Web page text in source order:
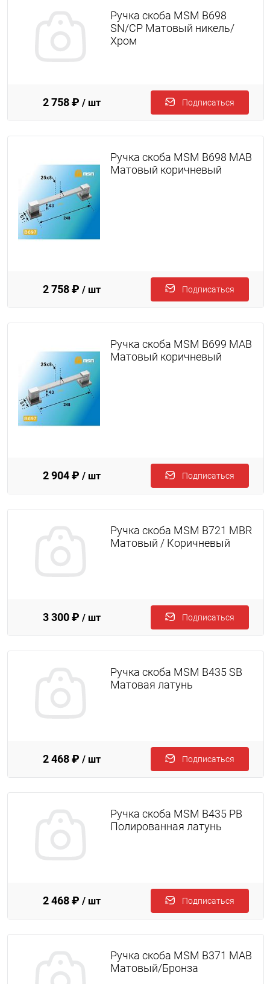
Ручка скоба MSM B698
SN/CP Матовый никель/
Хром
2 758 ₽ / шт Подписаться
Ручка скоба MSM B698 MAB
Матовый коричневый
2 758 ₽ / шт Подписаться
Ручка скоба MSM B699 MAB
Матовый коричневый
2 904 ₽ / шт Подписаться
Ручка скоба MSM B721 MBR
Матовый / Коричневый
3 300 ₽ / шт Подписаться
Ручка скоба MSM B435 SB
Матовая латунь
2 468 ₽ / шт Подписаться
Ручка скоба MSM B435 PB
Полированная латунь
2 468 ₽ / шт Подписаться
Ручка скоба MSM B371 MAB
Матовый/Бронза